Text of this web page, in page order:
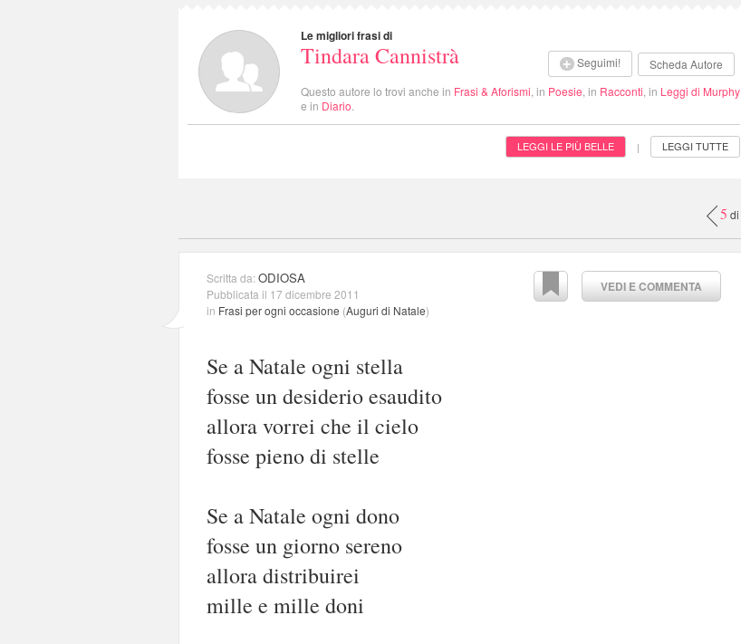
Seguimi! Scheda Autore
Le migliori frasi di
Tindara Cannistrà
Questo autore lo trovi anche in Frasi & Aforismi , in Poesie , in Racconti , in Leggi di Murphy
e in Diario
LEGGI LE PIÙ BELLE | LEGGI TUTTE
5 di
VEDI E COMMENTA
Scritta da:ODIOSA
Pubblicata il 17 dicembre 2011
in Frasi per ogni occasione (Auguri di Natale)
Se a Natale ogni stella
fosse un desiderio esaudito
allora vorrei che il cielo
fosse pieno di stelle
Se a Natale ogni dono
fosse un giorno sereno
allora distribuirei
mille e mille doni